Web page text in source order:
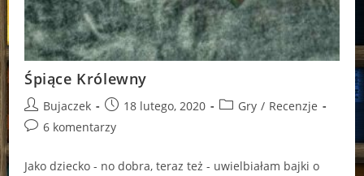
Śpiące Królewny
Post
author:
Bujaczek
Post
published:
18 lutego, 2020
PostGry / Recenzje
Post6 komentarzy
Jako dziecko - no dobra, teraz też - uwielbiałam bajki o